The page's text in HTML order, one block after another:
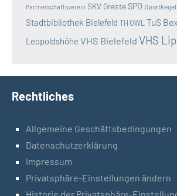
Partnerschaftsverein SKV GresteSPD
Stadtbibliothek Bielefeld TH OWL TuS
Leopoldshöhe VHS Bielefeld VHS
Rechtliches
Allgemeine Geschäftsbedingungen
Datenschutzerklärung
Impressum
Privatsphäre-Einstellungen ändern